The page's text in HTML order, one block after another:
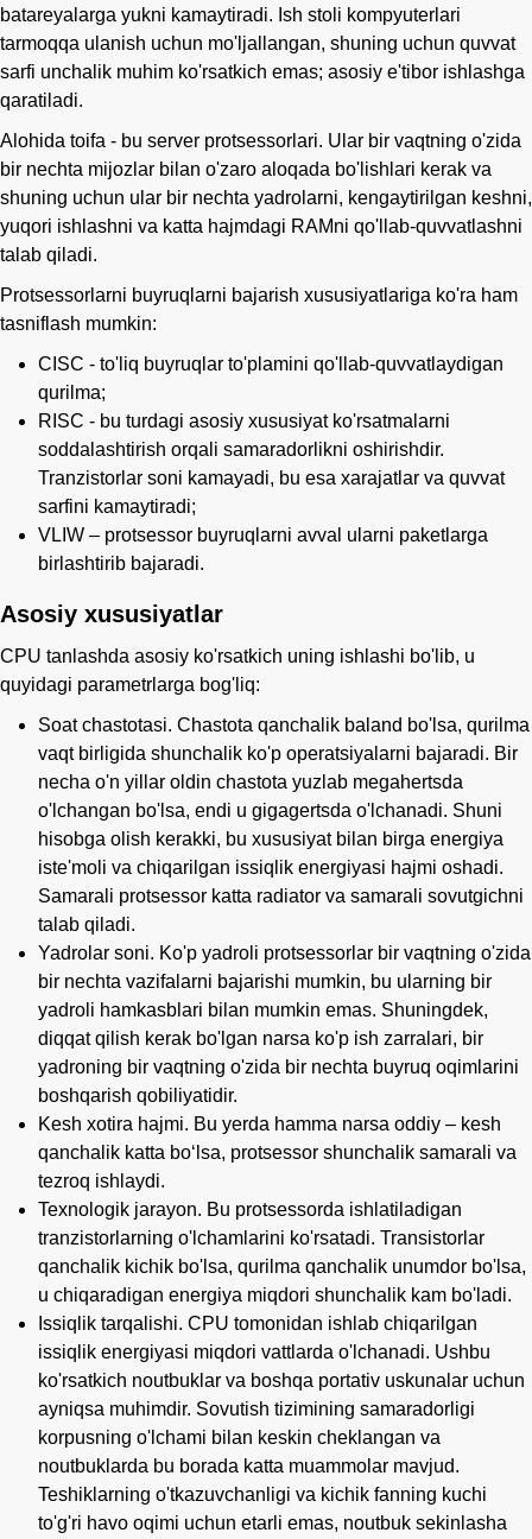
batareyalarga yukni kamaytiradi. Ish stoli kompyuterlari
tarmoqqa ulanish uchun mo'ljallangan, shuning uchun quvvat
sarfi unchalik muhim ko'rsatkich emas; asosiy e'tibor ishlashga
qaratiladi.
Alohida toifa - bu server protsessorlari. Ular bir vaqtning o'zida
bir nechta mijozlar bilan o'zaro aloqada bo'lishlari kerak va
shuning uchun ular bir nechta yadrolarni, kengaytirilgan keshni,
yuqori ishlashni va katta hajmdagi RAMni qo'llab-quvvatlashni
talab qiladi.
Protsessorlarni buyruqlarni bajarish xususiyatlariga ko'ra ham
tasniflash mumkin:
CISC - to'liq buyruqlar to'plamini qo'llab-quvvatlaydigan
qurilma;
RISC - bu turdagi asosiy xususiyat ko'rsatmalarni
soddalashtirish orqali samaradorlikni oshirishdir.
Tranzistorlar soni kamayadi, bu esa xarajatlar va quvvat
sarfini kamaytiradi;
VLIW – protsessor buyruqlarni avval ularni paketlarga
birlashtirib bajaradi.
Asosiy xususiyatlar
CPU tanlashda asosiy ko'rsatkich uning ishlashi bo'lib, u
quyidagi parametrlarga bog'liq:
Soat chastotasi. Chastota qanchalik baland bo'lsa, qurilma
vaqt birligida shunchalik ko'p operatsiyalarni bajaradi. Bir
necha o'n yillar oldin chastota yuzlab megahertsda
o'lchangan bo'lsa, endi u gigagertsda o'lchanadi. Shuni
hisobga olish kerakki, bu xususiyat bilan birga energiya
iste'moli va chiqarilgan issiqlik energiyasi hajmi oshadi.
Samarali protsessor katta radiator va samarali sovutgichni
talab qiladi.
Yadrolar soni. Ko'p yadroli protsessorlar bir vaqtning o'zida
bir nechta vazifalarni bajarishi mumkin, bu ularning bir
yadroli hamkasblari bilan mumkin emas. Shuningdek,
diqqat qilish kerak bo'lgan narsa ko'p ish zarralari, bir
yadroning bir vaqtning o'zida bir nechta buyruq oqimlarini
boshqarish qobiliyatidir.
Kesh xotira hajmi. Bu yerda hamma narsa oddiy – kesh
qanchalik katta bo‘lsa, protsessor shunchalik samarali va
tezroq ishlaydi.
Texnologik jarayon. Bu protsessorda ishlatiladigan
tranzistorlarning o'lchamlarini ko'rsatadi. Transistorlar
qanchalik kichik bo'lsa, qurilma qanchalik unumdor bo'lsa,
u chiqaradigan energiya miqdori shunchalik kam bo'ladi.
Issiqlik tarqalishi. CPU tomonidan ishlab chiqarilgan
issiqlik energiyasi miqdori vattlarda o'lchanadi. Ushbu
ko'rsatkich noutbuklar va boshqa portativ uskunalar uchun
ayniqsa muhimdir. Sovutish tizimining samaradorligi
korpusning o'lchami bilan keskin cheklangan va
noutbuklarda bu borada katta muammolar mavjud.
Teshiklarning o'tkazuvchanligi va kichik fanning kuchi
to'g'ri havo oqimi uchun etarli emas, noutbuk sekinlasha